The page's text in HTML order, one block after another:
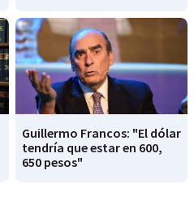
Guillermo Francos: "El dólar
tendría que estar en 600,
650 pesos"